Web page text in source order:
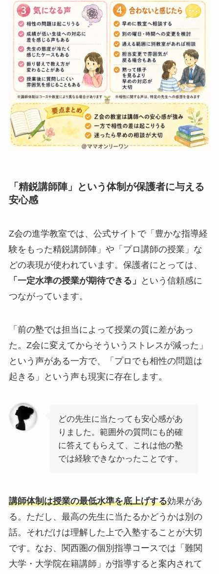
「精鋭講師陣」という体制が保護者に与える
安心感
Z会の進学教室では、公式サイトで「豊かな指導経
験をもった精鋭講師陣」や「プロ講師の授業」な
どの表現が使われています。保護者にとっては、
「一定水準の授業が期待できる」
という信頼感に
つながっています。
「前の塾では担当によって授業の質に差があっ
た。Z会に変えてからそういうストレスが減った」
という声がある一方で、「プロでも相性の問題は
起きる」という声も現実に存在します。
どの先生に当たっても安心感があ
りました。範囲外の質問にも的確
に答えてもらえて、これは他の塾
では経験できなかったことです。
講師体制は授業の最低水準を底上げする効果があ
る。ただし、最高の先生に当たるかどうかは別の
話。それだけは理解した上で入塾することが大切
です。なお、関西圏の個別指導コースでは「難関
大学・大学院在籍講師」が指導すると案内されて